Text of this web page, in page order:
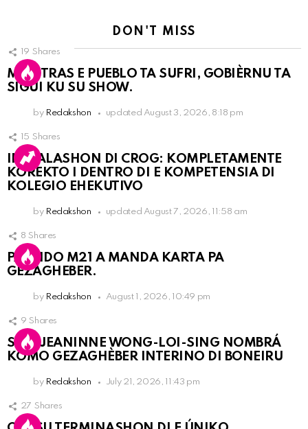
DON'T MISS
19 Shares
MIENTRAS E PUEBLO TA SUFRI, GOBIÈRNU TA
SIGUI KU SU SHOW.
by Redakshon updated August 3, 2026, 8:18 pm
15 Shares
INSTALASHON DI CROG: KOMPLETAMENTE
KOREKTO I DENTRO DI E KOMPETENSIA DI
KOLEGIO EHEKUTIVO
by Redakshon updated August 7, 2026, 11:58 am
8 Shares
PARTIDO M21 A MANDA KARTA PA
GEZAGHEBER.
by Redakshon August 1, 2026, 10:49 pm
9 Shares
SRA. JEANINNE WONG-LOI-SING NOMBRÁ
KOMO GEZAGHÈBER INTERINO DI BONEIRU
by Redakshon July 21, 2026, 11:43 pm
27 Shares